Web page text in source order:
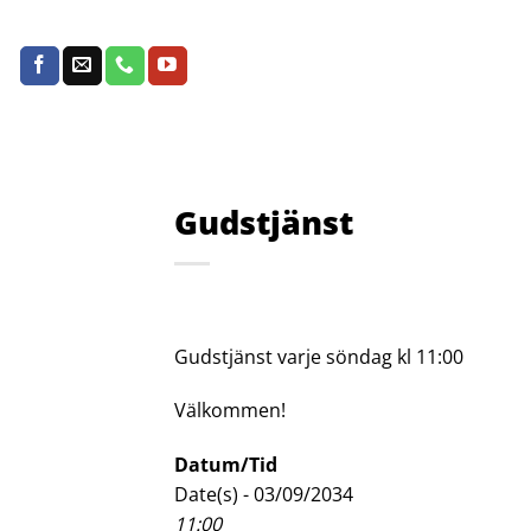
content
Gudstjänst
Gudstjänst varje söndag kl 11:00
Välkommen!
Datum/Tid
Date(s) - 03/09/2034
11:00